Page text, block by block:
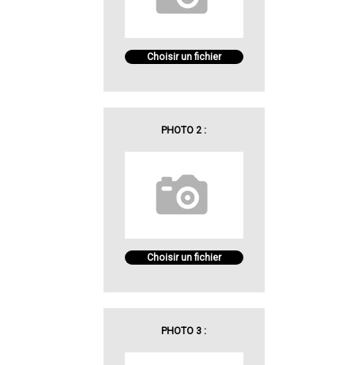
Choisir un fichier
PHOTO 2 :
Choisir un fichier
PHOTO 3 :